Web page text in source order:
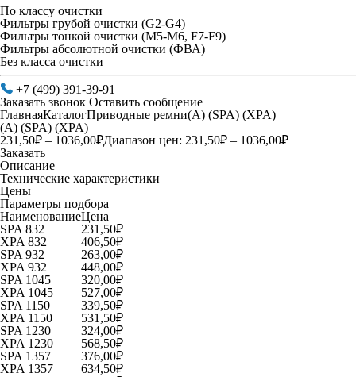
По классу очистки
Фильтры грубой очистки (G2-G4)
Фильтры тонкой очистки (М5-М6, F7-F9)
Фильтры абсолютной очистки (ФВА)
Без класса очистки
+7 (499) 391-39-91
Заказать звонок Оставить сообщение
ГлавнаяКаталогПриводные ремни(А) (SPA) (XPA)
(А) (SPA) (XPA)
231,50₽ – 1036,00₽Диапазон цен: 231,50₽ – 1036,00₽
Заказать
Описание
Технические характеристики
Цены
Параметры подбора
НаименованиеЦена
SPA 832
231,50₽
XPA 832
406,50₽
SPA 932
263,00₽
XPA 932
448,00₽
SPA 1045
320,00₽
XPA 1045
527,00₽
SPA 1150
339,50₽
XPA 1150
531,50₽
SPA 1230
324,00₽
XPA 1230
568,50₽
SPA 1357
376,00₽
XPA 1357
634,50₽